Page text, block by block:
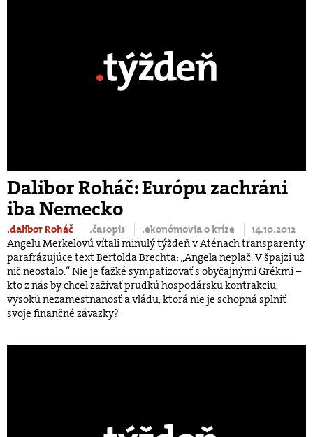
Dalibor Roháč: Európu zachráni
iba Nemecko
.dalibor Roháč .časopis .ekonómovia o kríze
14.10.2012
Angelu Merkelovú vítali minulý týždeň v Aténach transparenty
parafrázujúce text Bertolda Brechta: „Angela neplač. V špajzi už
nič neostalo.“ Nie je ťažké sympatizovať s obyčajnými Grékmi –
kto z nás by chcel zažívať prudkú hospodársku kontrakciu,
vysokú nezamestnanosť a vládu, ktorá nie je schopná splniť
svoje finančné záväzky?